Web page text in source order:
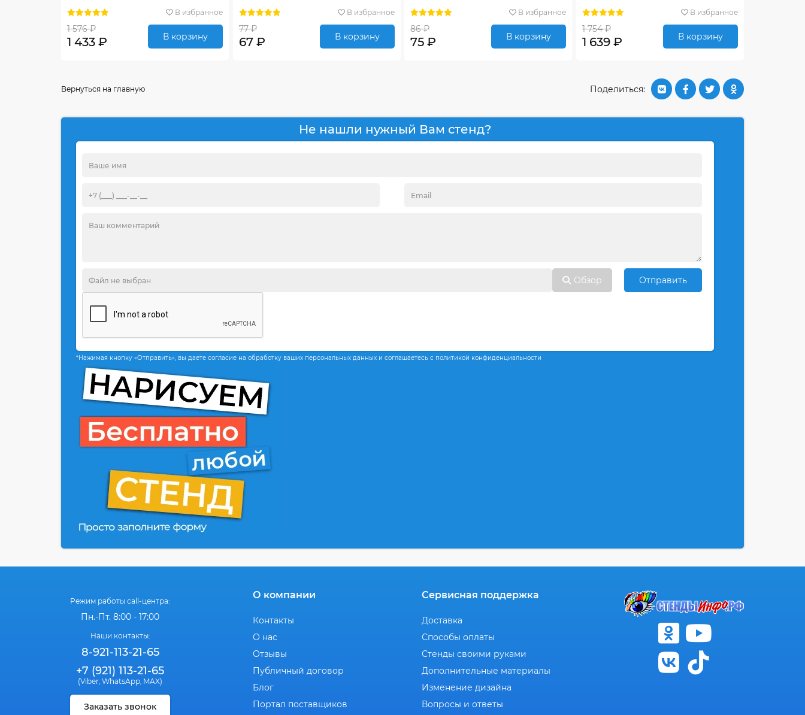
В избранное
1 576 ₽
1 433 ₽ В корзину
В избранное
77 ₽
67 ₽ В корзину
В избранное
86 ₽
75 ₽ В корзину
В избранное
1 754 ₽
1 639 ₽ В корзину
Поделиться:
Вернуться на главную
Не нашли нужный Вам стенд?
Обзор Отправить
*Нажимая кнопку «Отправить», вы даете согласие на обработку ваших персональных данных и соглашаетесь с политикой конфиденциальности
Режим работы call-центра:
Пн.-Пт. 8:00 - 17:00
Наши контакты:
8-921-113-21-65
+7 (921) 113-21-65
(Viber, WhatsApp, MAX)
Заказать звонок
О компании
Контакты
О нас
Отзывы
Публичный договор
Блог
Портал поставщиков
Сервисная поддержка
Доставка
Способы оплаты
Стенды своими руками
Дополнительные материалы
Изменение дизайна
Вопросы и ответы